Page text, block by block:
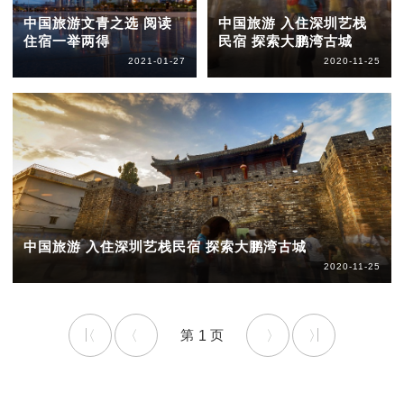
中国旅游文青之选 阅读
住宿一举两得
2021-01-27
中国旅游 入住深圳艺栈
民宿 探索大鹏湾古城
2020-11-25
中国旅游 入住深圳艺栈民宿 探索大鹏湾古城
2020-11-25
1